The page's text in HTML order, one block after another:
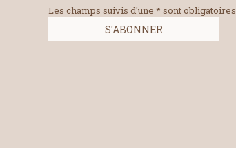
Les champs suivis d'une * sont obligatoires